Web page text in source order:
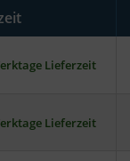
Lieferzeit
Lieferzeit